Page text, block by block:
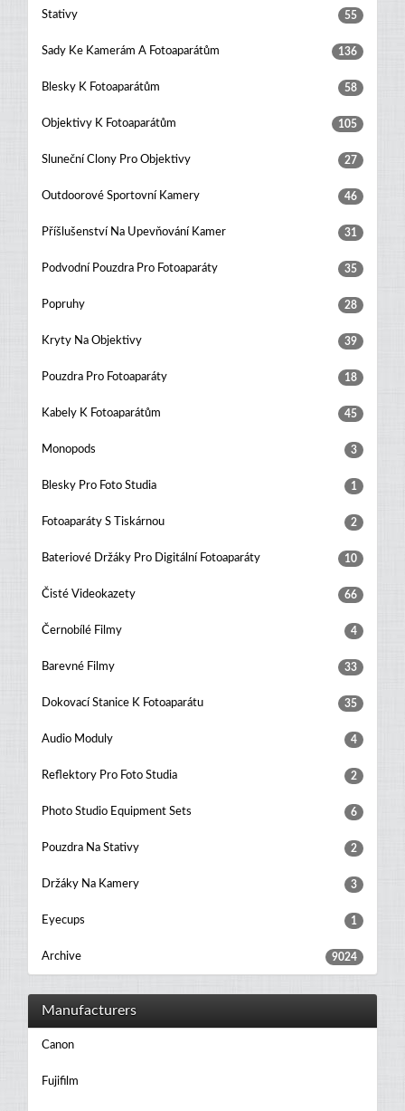
Stativy 55
Sady Ke Kamerám A Fotoaparátům 136
Blesky K Fotoaparátům 58
Objektivy K Fotoaparátům 105
Sluneční Clony Pro Objektivy 27
Outdoorové Sportovní Kamery 46
Příšlušenství Na Upevňování Kamer 31
Podvodní Pouzdra Pro Fotoaparáty 35
Popruhy 28
Kryty Na Objektivy 39
Pouzdra Pro Fotoaparáty 18
Kabely K Fotoaparátům 45
Monopods 3
Blesky Pro Foto Studia 1
Fotoaparáty S Tiskárnou 2
Bateriové Držáky Pro Digitální Fotoaparáty 10
Čisté Videokazety 66
Černobílé Filmy 4
Barevné Filmy 33
Dokovací Stanice K Fotoaparátu 35
Audio Moduly 4
Reflektory Pro Foto Studia 2
Photo Studio Equipment Sets 6
Pouzdra Na Stativy 2
Držáky Na Kamery 3
Eyecups 1
Archive 9024
Manufacturers
Canon
Fujifilm